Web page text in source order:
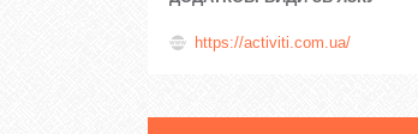
https://activiti.com.ua/